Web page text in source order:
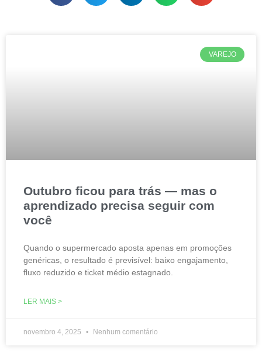
VAREJO
Outubro ficou para trás — mas o
aprendizado precisa seguir com
você
Quando o supermercado aposta apenas em promoções
genéricas, o resultado é previsível: baixo engajamento,
fluxo reduzido e ticket médio estagnado.​
LER MAIS >
novembro 4, 2025 Nenhum comentário